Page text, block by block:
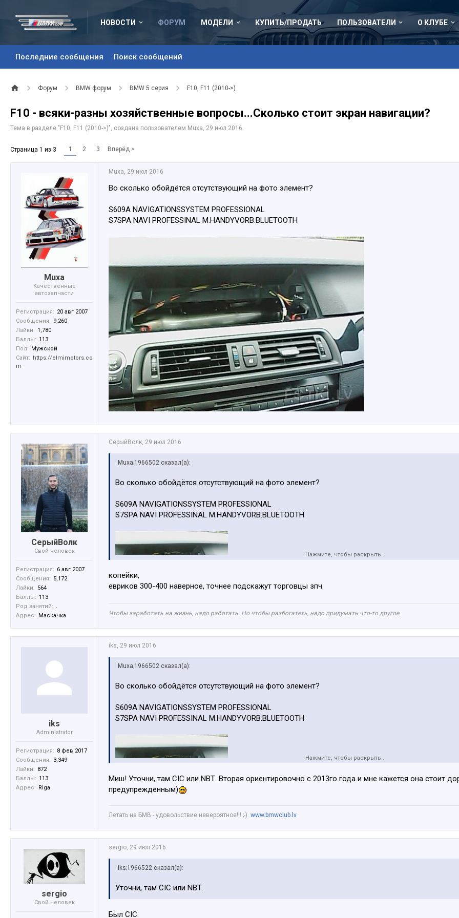
НОВОСТИ ФОРУМ
Последние сообщения Поиск сообщений
МОДЕЛИ КУПИТЬ/ПРОДАТЬ ПОЛЬЗОВАТЕЛИ О КЛУБЕ
Форум BMW форум BMW 5 серия F10, F11 (2010->)
F10 - всяки-разны хозяйственные вопросы...Сколько стоит экран навигации?
Тема в разделе " F10, F11 (2010->)", создана пользователем Muxa, 29 июл 2016.
Страница 1 из 3 1 2 3 Вперёд >
Muxa
Качественные
автозапчасти
Регистрация: 20 авг 2007
Сообщения: 9,260
Лайки: 1,780
Баллы: 113
Пол:
Мужской
Сайт:
https://elmimotors.co
m
Muxa, 29 июл 2016
Во сколько обойдётся отсутствующий на фото элемент?
S609A NAVIGATIONSSYSTEM PROFESSIONAL
S7SPA NAVI PROFESSINAL M.HANDYVORB.BLUETOOTH
СерыйВолк
Свой человек
Регистрация: 6 авг 2007
Сообщения: 5,172
Лайки: 564
Баллы: 113
Род занятий: .
Адрес:
Маскачка
СерыйВолк, 29 июл 2016
Muxa;1966502 сказал(а):
Во сколько обойдётся отсутствующий на фото элемент?
S609A NAVIGATIONSSYSTEM PROFESSIONAL
S7SPA NAVI PROFESSINAL M.HANDYVORB.BLUETOOTH
Нажмите, чтобы раскрыть...
копейки,
евриков 300-400 наверное, точнее подскажут торговцы зпч.
Чтобы заработать на жизнь, надо работать. Но чтобы разбогатеть, надо придумать что-то другое.
iks
Administrator
Регистрация: 8 фев 2017
Сообщения: 3,349
Лайки: 872
Баллы: 113
Адрес:
Riga
iks, 29 июл 2016
Muxa;1966502 сказал(а):
Во сколько обойдётся отсутствующий на фото элемент?
S609A NAVIGATIONSSYSTEM PROFESSIONAL
S7SPA NAVI PROFESSINAL M.HANDYVORB.BLUETOOTH
Нажмите, чтобы раскрыть...
Миш! Уточни, там CIC или NBТ. Вторая ориентировочно с 2013го года и мне кажется она стоит
предупрежденным)
Летать на БМВ - удовольствие невероятное!!! ;-). www.bmwclub.lv
sergio
Свой человек
sergio, 29 июл 2016
iks;1966522 сказал(а):
Уточни, там CIC или NBТ.
Был CIC.